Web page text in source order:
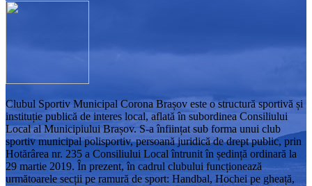
Clubul Sportiv Municipal Corona Brașov este o structură sportivă și
instituție publică de interes local, aflată în subordinea Consiliului
Local al Municipiului Brașov. S-a înființat sub forma unui club
sportiv municipal polisportiv, persoană juridică de drept public, prin
Hotărârea nr. 235 a Consiliului Local întrunit în ședință ordinară la
29 martie 2019. În prezent, în cadrul clubului funcționează
următoarele secții pe ramură de sport: Handbal, Hochei pe gheață,